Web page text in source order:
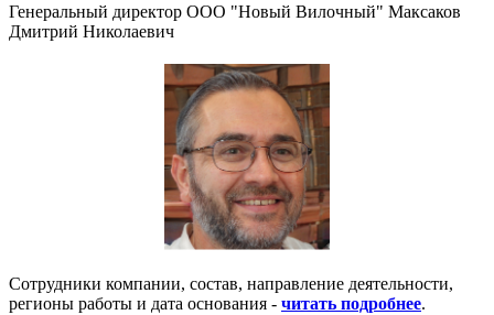
Генеральный директор ООО "Новый Вилочный" Максаков
Дмитрий Николаевич
Сотрудники компании, состав, направление деятельности,
регионы работы и дата основания - читать подробнее.